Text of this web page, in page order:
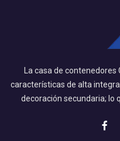
La casa de contenedores
características de alta
decoración secundaria; lo